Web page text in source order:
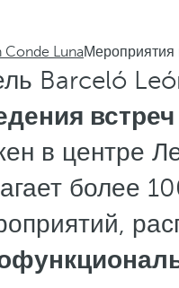
Conde Luna
Barceló
встреч
в центре
более